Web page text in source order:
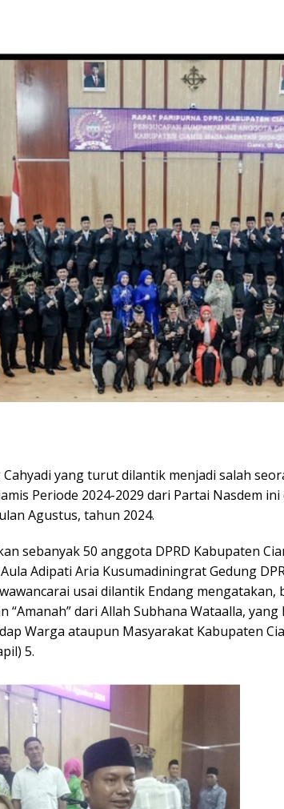
yang turut dilantik menjadi salah
Periode 2024-2029 dari Partai Nasdem
Agustus, tahun 2024.
50 anggota DPRD Kabupaten
Adipati Aria Kusumadiningrat Gedung
usai dilantik Endang
“Amanah” dari Allah Subhana Wataalla,
Warga ataupun Masyarakat Kabupaten
5.